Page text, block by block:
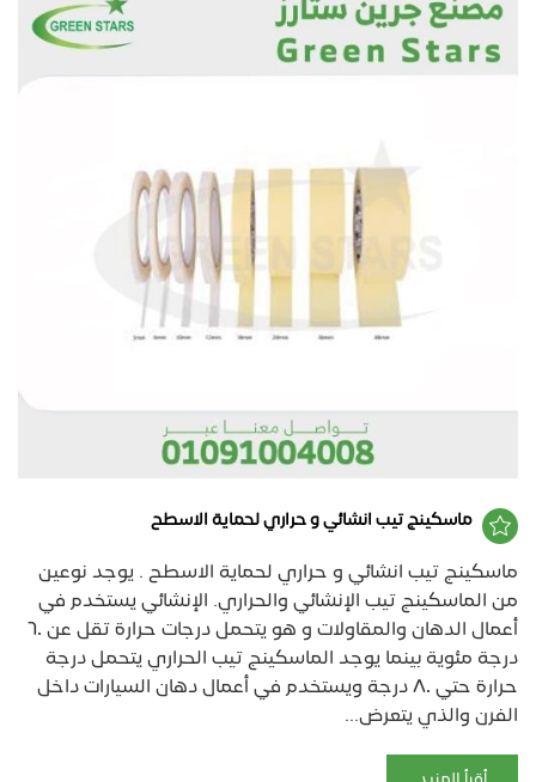
ماسكينج تيب انشائي و حراري لحماية الاسطح
ماسكينج تيب انشائي و حراري لحماية الاسطح . يوجد نوعين
من الماسكينج تيب الإنشائي والحراري. الإنشائي يستخدم في
أعمال الدهان والمقاولات و هو يتحمل درجات حرارة تقل عن ٦٠
درجة مئوية بينما يوجد الماسكينج تيب الحراري يتحمل درجة
حرارة حتي ٨٠ درجة ويستخدم في أعمال دهان السيارات داخل
الفرن والذي يتعرض...